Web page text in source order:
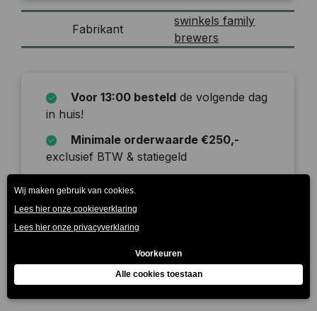
Fabrikant
swinkels family
brewers
Voor 13:00 besteld de volgende dag
in huis!
Minimale orderwaarde €250,-
exclusief BTW & statiegeld
zaterdag
Beschrijving